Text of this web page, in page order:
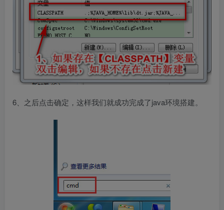
6、之后点击确定，这样我们就成功完成了java环境搭建。